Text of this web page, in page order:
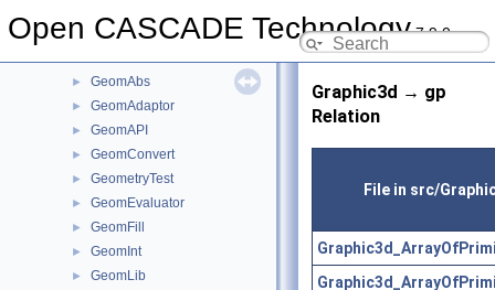
Open CASCADE Technology7.9.0
Geom2dLProp
► GeomAbs
► GeomAdaptor
► GeomAPI
► GeomConvert
► GeometryTest
► GeomEvaluator
► GeomFill
► GeomInt
► GeomLib
Graphic3d → gp
Relation
File in src/